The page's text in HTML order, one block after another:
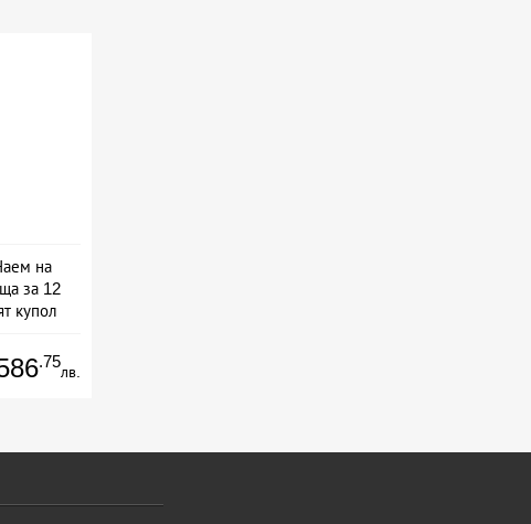
на
за 12
купол
.75
лв.